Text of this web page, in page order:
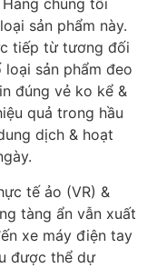
chúng tôi
sản phẩm này.
tiếp từ tương đối
sản phẩm đeo
đúng vẻ ko kể &
quả trong hầu
dịch & hoạt
tế ảo (VR) &
tàng ẩn vẫn xuất
xe máy điện tay
được thể dự